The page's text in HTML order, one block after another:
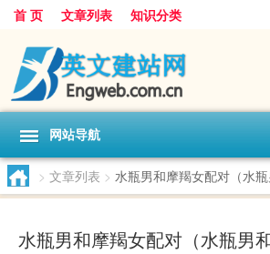
首 页 文章列表 知识分类
网站导航
> 文章列表 > 水瓶男和摩羯女配对（水瓶
水瓶男和摩羯女配对（水瓶男